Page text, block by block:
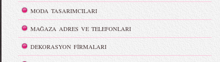
MODA TASARIMCILARI
MAĞAZA ADRES VE TELEFONLARI
DEKORASYON FİRMALARI